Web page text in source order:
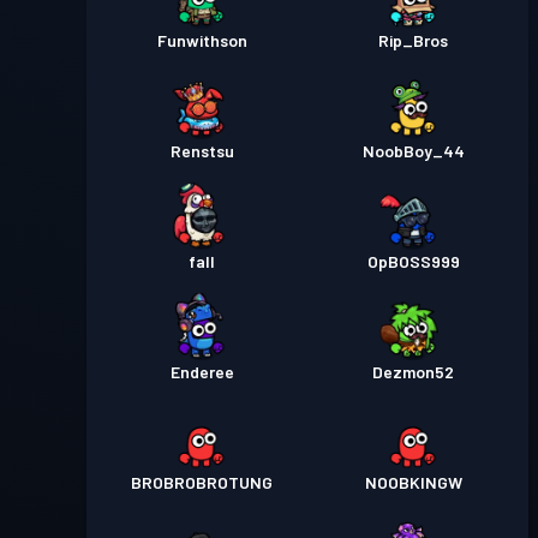
Funwithson Rip_Bros
Renstsu NoobBoy_44
fall OpBOSS999
Enderee Dezmon52
BROBROBROTUNG NOOBKINGW